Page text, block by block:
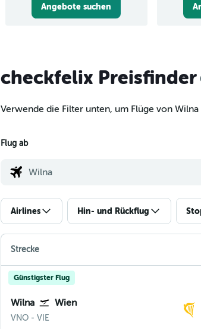
Angebote suchen
checkfelix Preisfinder
Verwende die Filter unten, um Flüge von
Flug ab
Airlines Hin- und Rückflug
Strecke
Günstigster Flug
Wilna Wien
VNO Wilna Vilnius
- VIE